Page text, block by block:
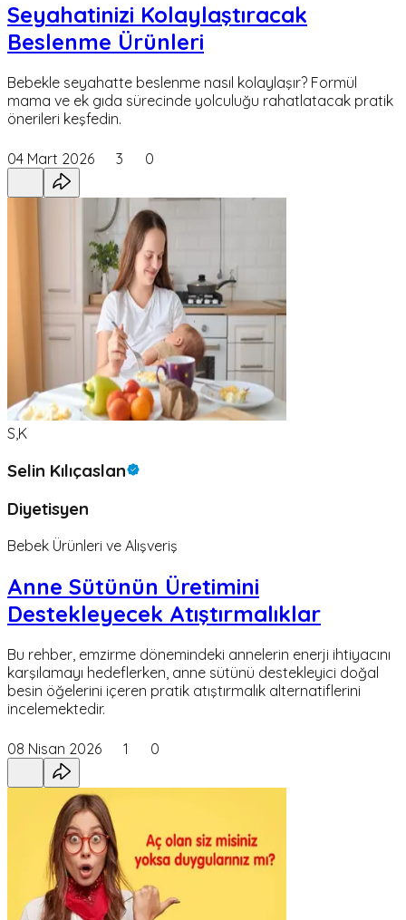
Seyahatinizi Kolaylaştıracak
Beslenme Ürünleri
Bebekle seyahatte beslenme nasıl kolaylaşır? Formül
mama ve ek gıda sürecinde yolculuğu rahatlatacak pratik
önerileri keşfedin.
04 Mart 2026 3 0
S,K
Selin Kılıçaslan
Diyetisyen
Bebek Ürünleri ve Alışveriş
Anne Sütünün Üretimini
Destekleyecek Atıştırmalıklar
Bu rehber, emzirme dönemindeki annelerin enerji ihtiyacını
karşılamayı hedeflerken, anne sütünü destekleyici doğal
besin öğelerini içeren pratik atıştırmalık alternatiflerini
incelemektedir.
08 Nisan 2026 1 0